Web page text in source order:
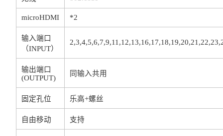
microHDMI *2
输入端口
（INPUT）
输出端口
(OUTPUT)
同输入共用
固定孔位 乐高+螺丝
自由移动 支持